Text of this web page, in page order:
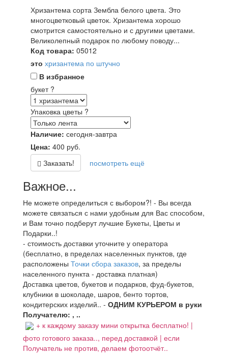
Хризантема сорта Зембла белого цвета. Это
многоцветковый цветок. Хризантема хорошо
смотрится самостоятельно и с другими цветами.
Великолепный подарок по любому поводу...
Код товара: 05012
это хризантема по штучно
В избранное
букет ?
Упаковка цветы ?
Наличие: сегодня-завтра
Цена: 400 руб.
Заказать!
посмотреть ещё
Важное...
Не можете определиться с выбором?! - Вы всегда
можете связаться с нами удобным для Вас способом,
и Вам точно подберут лучшие Букеты, Цветы и
Подарки..!
- стоимость доставки уточните у оператора
(бесплатно, в пределах населенных пунктов, где
расположены Точки сбора заказов, за пределы
населенного пункта - доставка платная)
Доставка цветов, букетов и подарков, фуд-букетов,
клубники в шоколаде, шаров, бенто тортов,
кондитерских изделий.. - ОДНИМ КУРЬЕРОМ в руки
Получателю: , ..
+ к каждому заказу мини открытка бесплатно! |
фото готового заказа.., перед доставкой | если
Получатель не против, делаем фотоотчёт..